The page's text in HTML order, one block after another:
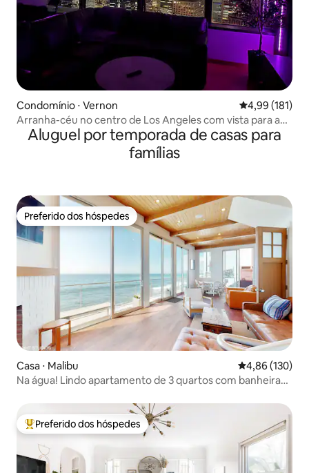
Condomínio ⋅ Vernon 4,99 de uma
4,99 (181)
Arranha-céu no centro de Los Angeles com vista para a
cidade
Aluguel por temporada de casas para
famílias
Preferido dos hóspedes
Preferido dos hóspedes
Casa ⋅ Malibu 4,86 de uma
4,86 (130)
Na água! Lindo apartamento de 3 quartos com banheira
Entre os melhores preferidos dos hóspedes
Preferido dos hóspedes